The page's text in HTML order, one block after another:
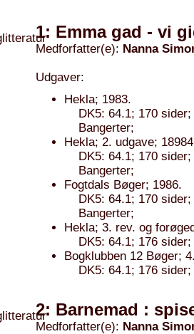
1: Emma gad - vi
Medforfatter(e): Nanna
Udgaver:
Hekla; 1983.
DK5: 64.1; 170
Bangerter;
Hekla; 2. udgave;
DK5: 64.1; 170
Bangerter;
Fogtdals Bøger; 1986.
DK5: 64.1; 170
Bangerter;
Hekla; 3. rev. og
DK5: 64.1; 176
Bogklubben 12 Bøger;
DK5: 64.1; 176
2: Barnemad :
Medforfatter(e): Nanna